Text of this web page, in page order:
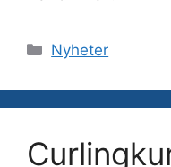
Kategorier
Nyheter